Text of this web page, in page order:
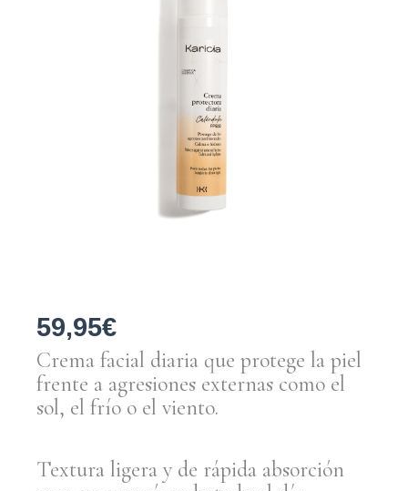
59,95€
Crema facial diaria que protege la piel
frente a agresiones externas como el
sol, el frío o el viento.
Textura ligera y de rápida absorción